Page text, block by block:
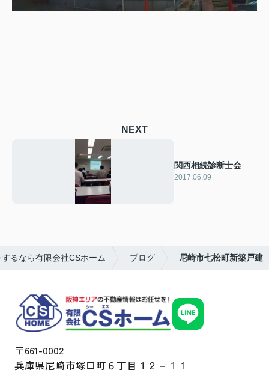
NEXT
関西相続診断士会
2017.06.09
るなら有限会社CSホーム ブログ 尼崎市七松町新築戸建
〒661-0002
兵庫県尼崎市塚口町６丁目１２－１１